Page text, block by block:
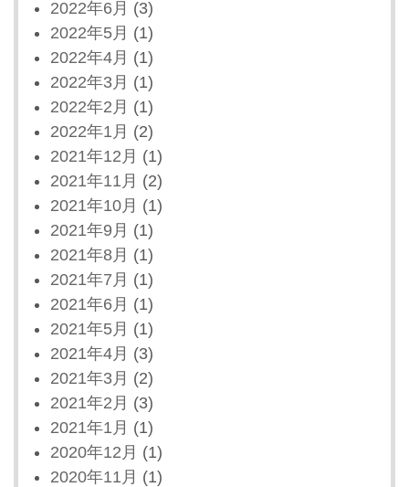
2022年6月 (3)
2022年5月 (1)
2022年4月 (1)
2022年3月 (1)
2022年2月 (1)
2022年1月 (2)
2021年12月 (1)
2021年11月 (2)
2021年10月 (1)
2021年9月 (1)
2021年8月 (1)
2021年7月 (1)
2021年6月 (1)
2021年5月 (1)
2021年4月 (3)
2021年3月 (2)
2021年2月 (3)
2021年1月 (1)
2020年12月 (1)
2020年11月 (1)